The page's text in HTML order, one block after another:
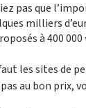
pas que
milliers
à 400
les sites de
au bon prix,